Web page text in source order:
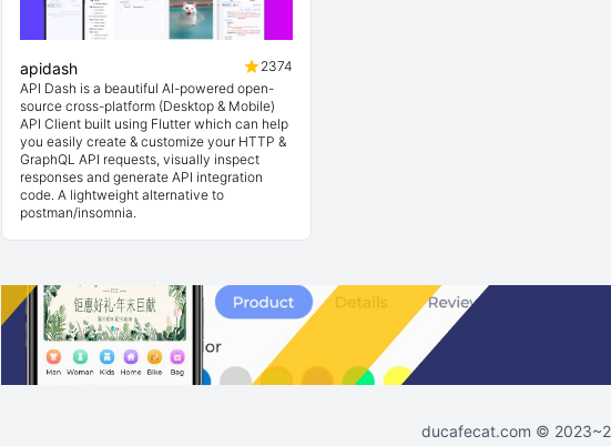
apidash
2374
API Dash is a beautiful AI-powered open-
source cross-platform (Desktop & Mobile)
API Client built using Flutter which can help
you easily create & customize your HTTP &
GraphQL API requests, visually inspect
responses and generate API integration
code. A lightweight alternative to
postman/insomnia.
ducafecat.com ©